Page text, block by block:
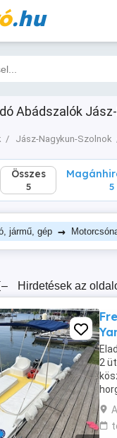
.hu
Abádszalók
Jász-Nagykun-Szolnok
Összes
5
Összes
5 5
jármű, gép →
– Hirdetések az
2